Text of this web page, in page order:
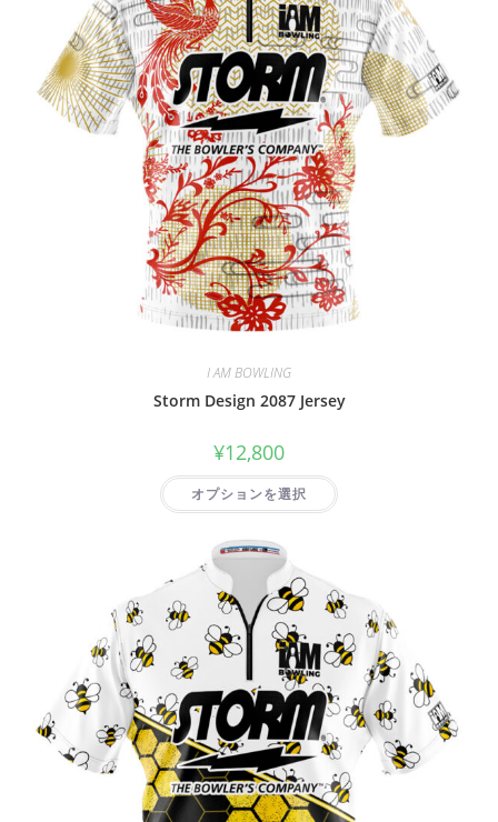
I AM BOWLING
Storm Design 2087 Jersey
¥12,800
オプションを選択